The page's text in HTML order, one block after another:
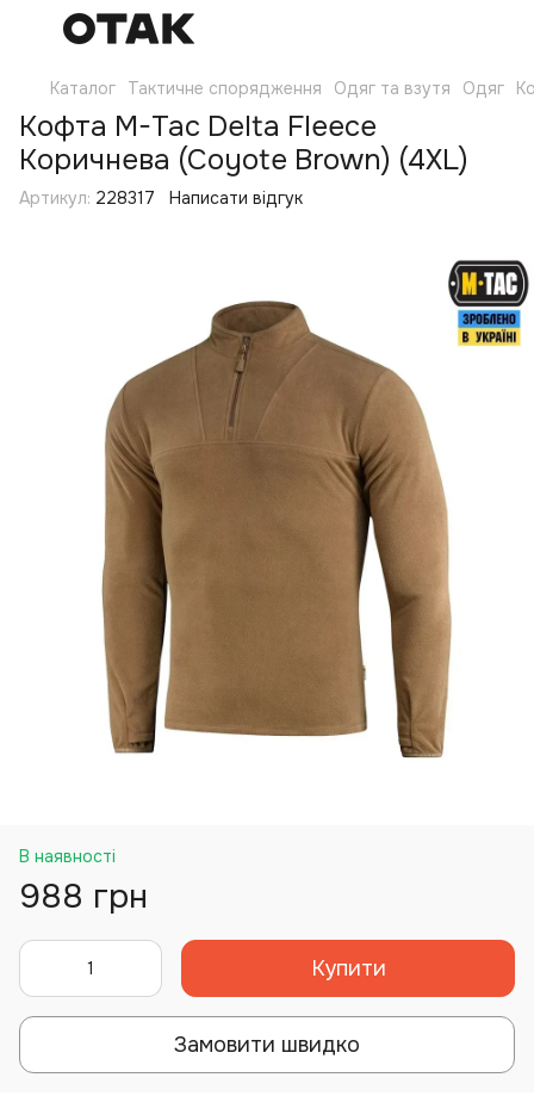
Каталог Тактичне спорядження Одяг та взутя Одяг
Кофта M-Tac Delta Fleece
Коричнева (Coyote Brown) (4XL)
Артикул: 228317 Написати відгук
В наявності
988 грн
Купити
Замовити швидко